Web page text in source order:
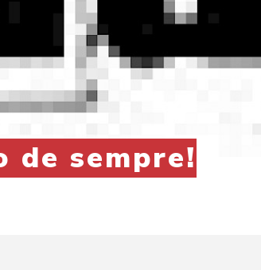
de sempre!